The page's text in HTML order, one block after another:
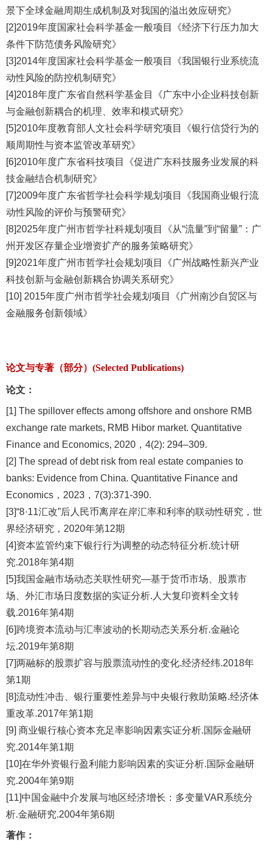
景下全球金融周期生成机制及对我国的溢出效应研究》
[2]2019年度国家社会科学基金一般项目《经济下行压力加大
条件下防范债务风险研究》
[3]2014年度国家社会科学基金一般项目《我国银行业系统流
动性风险的防控机制研究》
[4]2018年度广东省自然科学基金目《广东中小企业科技创新
与金融创新耦合的机理、效率和模式研究》
[5]2010年度教育部人文社会科学研究项目《银行信贷行为的
顺周期性与资本监管改革研究》
[6]2010年度广东省科技项目《促进广东科技服务业发展的科
技金融结合机制研究》
[7]2009年度广东省哲学社会科学规划项目《我国商业银行流
动性风险的评价与预警研究》
[8]2025年度广州市哲学社科规划项目《从“流量”到“留量”：广
州开发区存量企业增资扩产的服务策略研究》
[9]2021年度广州市哲学社会规划项目《广州战略性新兴产业
科技创新与金融创新耦合协调关系研究》
[10] 2015年度广州市哲学社会规划项目《广州南沙自贸区与
金融服务创新领域》
论文与专著（部分）(Selected Publications)
论文：
[1] The spillover effects among offshore and onshore RMB
exchange rate markets, RMB Hibor market. Quantitative
Finance and Economics, 2020，4(2): 294–309.
[2] The spread of debt risk from real estate companies to
banks: Evidence from China. Quantitative Finance and
Economics，2023，7(3):371-390.
[3]“8·11汇改”后人民币离岸在岸汇率和利率的联动性研究，世
界经济研究，2020年第12期
[4]资本监管约束下银行行为调整的动态特征分析.统计研
究.2018年第4期
[5]我国金融市场动态关联性研究—基于货币市场、股票市
场、外汇市场日度数据的实证分析.人大复印资料全文转
载.2016年第4期
[6]跨境资本流动与汇率波动的长期动态关系分析.金融论
坛.2019年第8期
[7]两融标的股票扩容与股票流动性的变化.经济经纬.2018年
第1期
[8]流动性冲击、银行重要性差异与中央银行救助策略.经济体
重改革.2017年第1期
[9] 商业银行核心资本充足率影响因素实证分析.国际金融研
究.2014年第1期
[10]在华外资银行盈利能力影响因素的实证分析.国际金融研
究.2004年第9期
[11]中国金融中介发展与地区经济增长：多变量VAR系统分
析.金融研究.2004年第6期
著作：